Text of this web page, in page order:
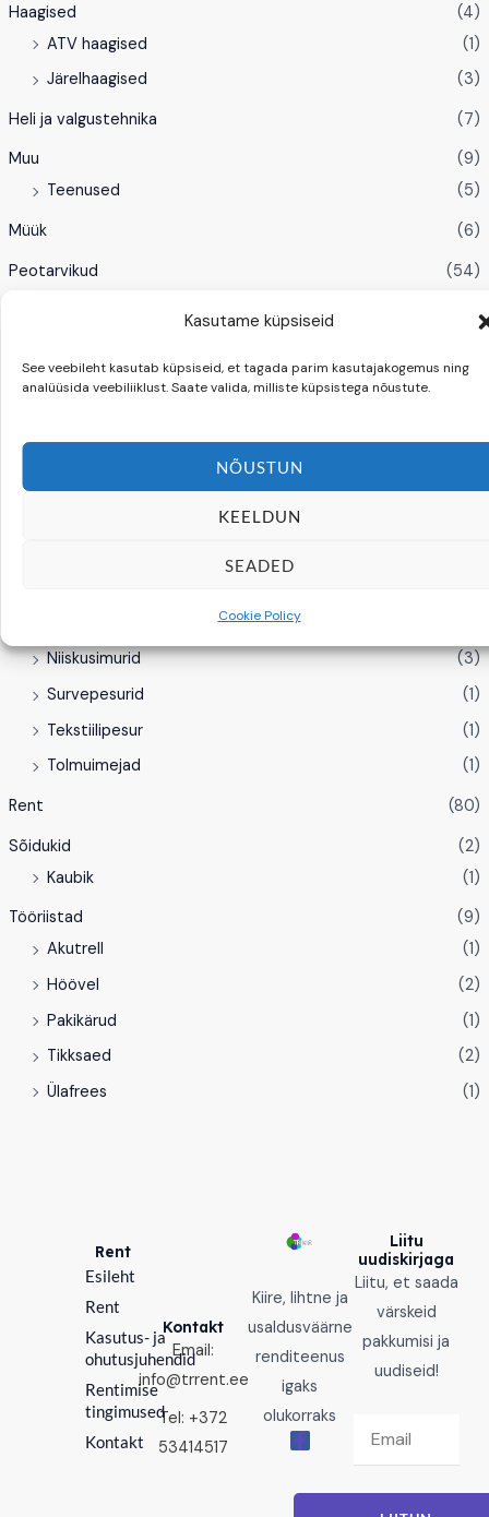
Kasutame küpsiseid
See veebileht kasutab küpsiseid, et tagada parim kasutajakogemus ning
analüüsida veebiliiklust. Saate valida, milliste küpsistega nõustute.
NÕUSTUN
KEELDUN
SEADED
Cookie Policy
Haagised
(4)
ATV haagised
(1)
Järelhaagised
(3)
Heli ja valgustehnika
(7)
Muu
(9)
Teenused
(5)
Müük
(6)
Peotarvikud
(54)
Nõud
(11)
Peotelgid
(3)
Niiskusimurid
(3)
Survepesurid
(1)
Tekstiilipesur
(1)
Tolmuimejad
(1)
Rent
(80)
Sõidukid
(2)
Kaubik
(1)
Tööriistad
(9)
Akutrell
(1)
Höövel
(2)
Pakikärud
(1)
Tikksaed
(2)
Ülafrees
(1)
Kiire, lihtne ja
usaldusväärne
renditeenus
igaks
olukorraks
F
a
e
Rent
Esileht
Rent
Kasutus- ja
ohutusjuhendid
Rentimise
tingimused
Kontakt
Kontakt
Email:
info@trrent.ee
Tel: +372
53414517
Liitu
uudiskirjaga
Liitu, et saada
värskeid
pakkumisi ja
uudiseid!
Email